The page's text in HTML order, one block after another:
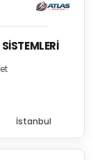
İstanbul